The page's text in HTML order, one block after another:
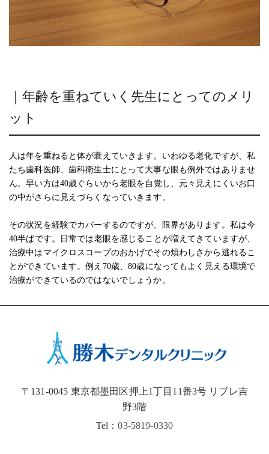
｜年齢を重ねていく先生にとってのメリ
ット
人は年を重ねると体が衰えていきます。いわゆる老化ですが、私
たち歯科医師、歯科衛生士にとって大事な眼も例外ではありませ
ん。早い方は40歳ぐらいから老眼を自覚し、元々見えにくいお口
の中がさらに見えづらくなっていきます。
その状況を経験でカバーするのですが、限界があります。私は今
40半ばです。日常では老眼を感じることが増えてきていますが、
治療中はマイクロスコープのおかげでその煩わしさから逃れるこ
とができています。例え70歳、80歳になってもよく見える環境で
治療ができているのではないでしょうか。
〒131-0045 東京都墨田区押上1丁目11番3号 リブレ吉
野3階
Tel：03-5819-0330